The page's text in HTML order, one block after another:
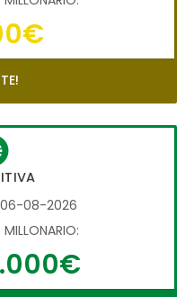
08-2026